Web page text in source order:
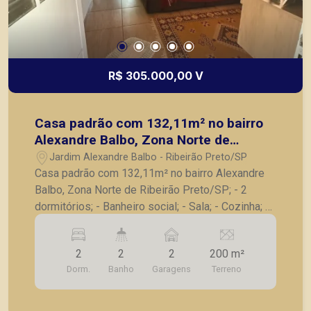
R$ 305.000,00 V
Casa padrão com 132,11m² no bairro
Alexandre Balbo, Zona Norte de
Ribeirão Preto/SP;
Jardim Alexandre Balbo - Ribeirão Preto/SP
Casa padrão com 132,11m² no bairro Alexandre
Balbo, Zona Norte de Ribeirão Preto/SP; - 2
dormitórios; - Banheiro social; - Sala; - Cozinha; -
Quintal; - Área de serviços; - 2 vagas de garagem.
Seja para vender, alugar ou adquirir seu imóvel
entre em contato com a Piramid Imóveis, a sua
imobiliária em Ribeirão Preto.
2
Dorm.
2
Banho
2
Garagens
200 m²
Terreno